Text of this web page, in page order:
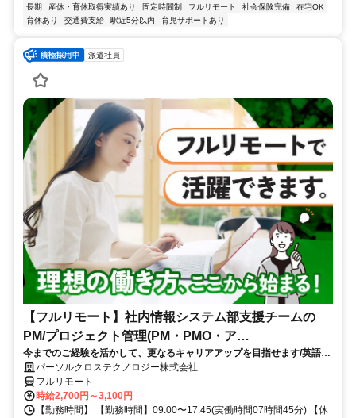
長期 産休・育休取得実績あり 固定時間制 フルリモート 社会保険完備
在宅OK
育休あり
交通費支給 駅近5分以内 育児サポートあり
派遣社員
【フルリモート】社内情報システム部支援チームの
PM/プロジェクト管理(PM・PMO・ア
シ)_N260774362
今までのご経験を活かして、更なるキャリアアップを目指せます/英語活
かせる/大手通信会社勤務/フルリモートワーク/10月スタート
パーソルクロステクノロジー株式会社
フルリモート
時給2,700円～3,100円
【勤務時間】 【勤務時間】09:00〜17:45(実働時間07時間45分) 【休